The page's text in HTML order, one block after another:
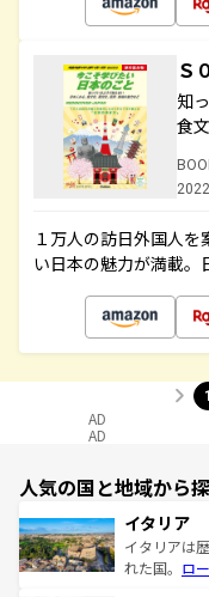
Ｓ
知
食
１万人の訪日外国人
い日本の魅力が満載。
1
AD
AD
人気の国と地域から
イタリア
イタリアは
れた国。 ロ